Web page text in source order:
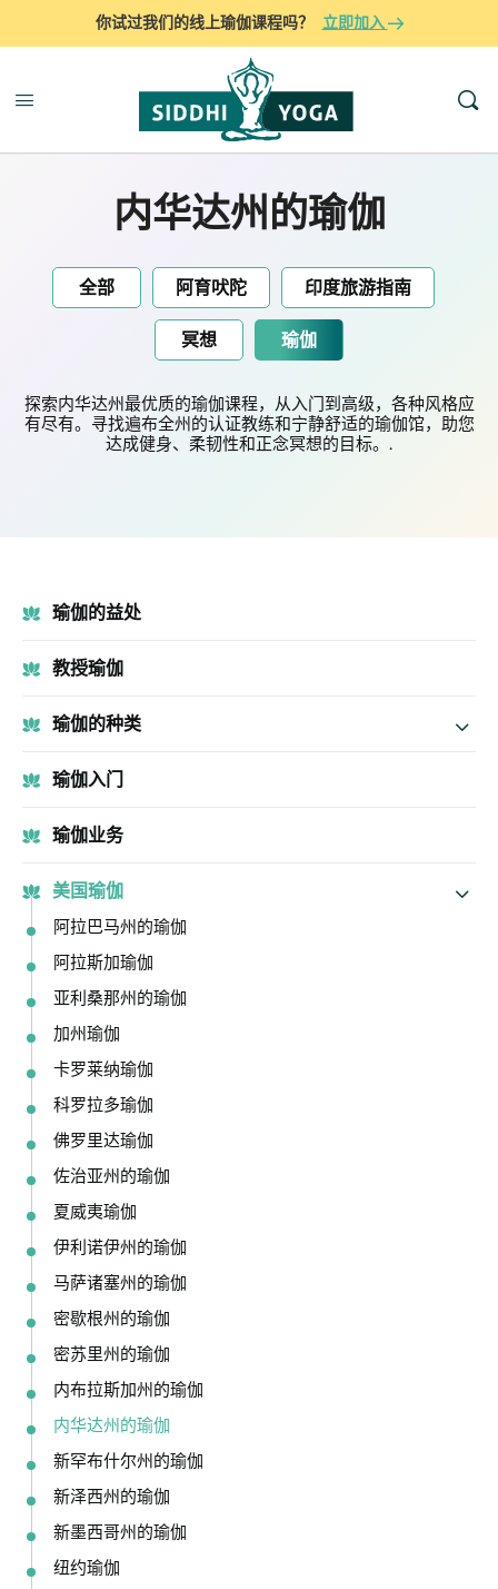
你试过我们的线上瑜伽课程吗？ 立即加入
内华达州的瑜伽
全部 阿育吠陀 印度旅游指南
冥想 瑜伽
探索内华达州最优质的瑜伽课程，从入门到高级，各种风格应
有尽有。寻找遍布全州的认证教练和宁静舒适的瑜伽馆，助您
达成健身、柔韧性和正念冥想的目标。.
瑜伽的益处
教授瑜伽
瑜伽的种类
瑜伽入门
瑜伽业务
美国瑜伽
阿拉巴马州的瑜伽
阿拉斯加瑜伽
亚利桑那州的瑜伽
加州瑜伽
卡罗莱纳瑜伽
科罗拉多瑜伽
佛罗里达瑜伽
佐治亚州的瑜伽
夏威夷瑜伽
伊利诺伊州的瑜伽
马萨诸塞州的瑜伽
密歇根州的瑜伽
密苏里州的瑜伽
内布拉斯加州的瑜伽
内华达州的瑜伽
新罕布什尔州的瑜伽
新泽西州的瑜伽
新墨西哥州的瑜伽
纽约瑜伽